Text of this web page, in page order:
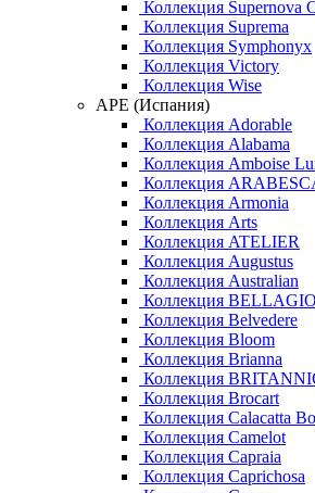
Коллекция Supernova
Коллекция Suprema
Коллекция Symphonyx
Коллекция Victory
Коллекция Wise
APE (Испания)
Коллекция Adorable
Коллекция Alabama
Коллекция Amboise
Коллекция
Коллекция Armonia
Коллекция Arts
Коллекция ATELIER
Коллекция Augustus
Коллекция Australian
Коллекция BELLAGIO
Коллекция Belvedere
Коллекция Bloom
Коллекция Brianna
Коллекция
Коллекция Brocart
Коллекция Calacatta
Коллекция Camelot
Коллекция Capraia
Коллекция Caprichosa